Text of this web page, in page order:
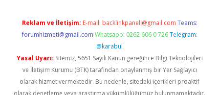
Reklam ve İletişim: E-mail: backlinkpaneli@gmail.com Teams:
forumhizmeti@gmail.com Whatsapp: 0262 606 0 726 Telegram:
@karabul
Yasal Uyarı: Sitemiz, 5651 Sayılı Kanun gereğince Bilgi Teknolojileri
ve İletişim Kurumu (BTK) tarafından onaylanmış bir Yer Sağlayıcı
olarak hizmet vermektedir. Bu nedenle, sitedeki içerikleri proaktif
olarak denetleme veya araştırma yükümlülüğümüz bulunmamaktadır.